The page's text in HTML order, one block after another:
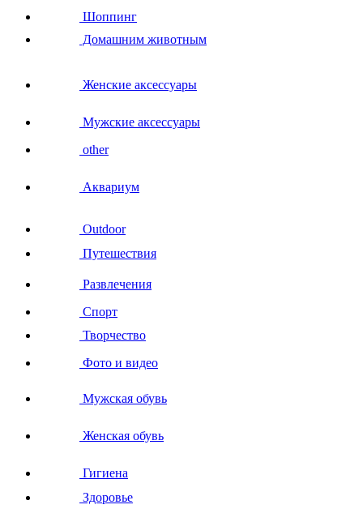
Шоппинг
Домашним животным
Женские аксессуары
Мужские аксессуары
other
Аквариум
Outdoor
Путешествия
Развлечения
Спорт
Творчество
Фото и видео
Мужская обувь
Женская обувь
Гигиена
Здоровье